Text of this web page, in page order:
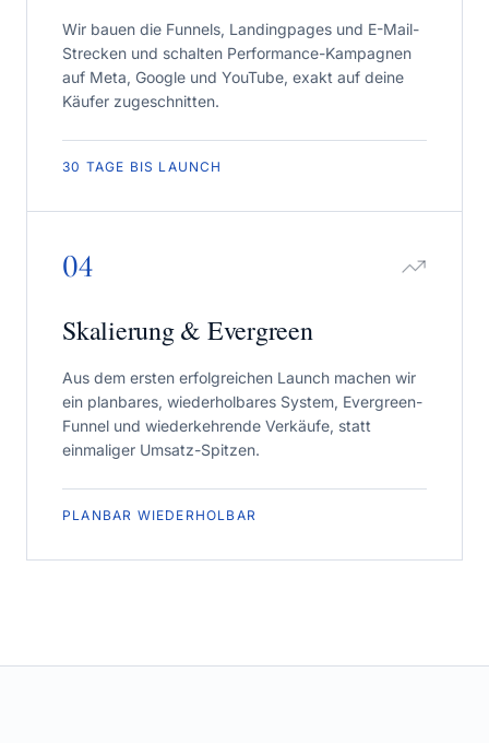
Wir bauen die Funnels, Landingpages und E-Mail-
Strecken und schalten Performance-Kampagnen
auf Meta, Google und YouTube, exakt auf deine
Käufer zugeschnitten.
30 TAGE BIS LAUNCH
04
Skalierung & Evergreen
Aus dem ersten erfolgreichen Launch machen wir
ein planbares, wiederholbares System, Evergreen-
Funnel und wiederkehrende Verkäufe, statt
einmaliger Umsatz-Spitzen.
PLANBAR WIEDERHOLBAR